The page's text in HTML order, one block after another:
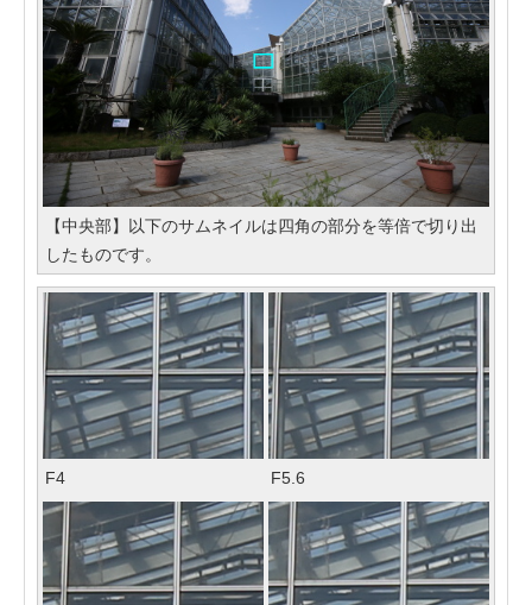
【中央部】以下のサムネイルは四角の部分を等倍で切り出
したものです。
F4 F5.6